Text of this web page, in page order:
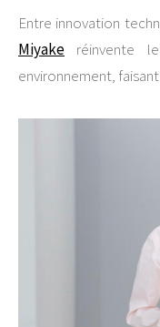
Entre innovation
Miyake réinvente
environnement,